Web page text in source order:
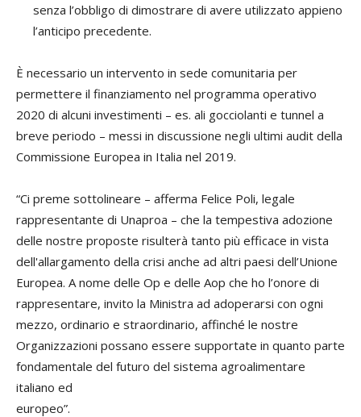
senza l’obbligo di dimostrare di avere utilizzato appieno
l’anticipo precedente.
È necessario un intervento in sede comunitaria per
permettere il finanziamento nel programma operativo
2020 di alcuni investimenti – es. ali gocciolanti e tunnel a
breve periodo – messi in discussione negli ultimi audit della
Commissione Europea in Italia nel 2019.
“Ci preme sottolineare – afferma Felice Poli, legale
rappresentante di Unaproa – che la tempestiva adozione
delle nostre proposte risulterà tanto più efficace in vista
dell'allargamento della crisi anche ad altri paesi dell’Unione
Europea. A nome delle Op e delle Aop che ho l’onore di
rappresentare, invito la Ministra ad adoperarsi con ogni
mezzo, ordinario e straordinario, affinché le nostre
Organizzazioni possano essere supportate in quanto parte
fondamentale del futuro del sistema agroalimentare
italiano ed
europeo”.